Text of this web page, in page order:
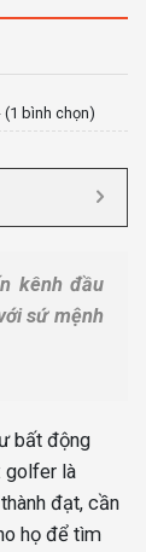
(1 bình chọn)
kênh đầu
sứ mệnh
bất động
golfer là
đạt, cần
họ để tìm